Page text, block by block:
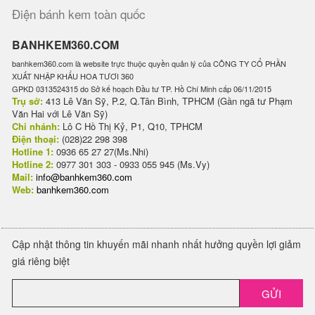
Điện bánh kem toàn quốc
BANHKEM360.COM
banhkem360.com là website trực thuộc quyền quản lý của CÔNG TY CỔ PHẦN
XUẤT NHẬP KHẨU HOA TƯƠI 360
GPKD 0313524315 do Sở kế hoạch Đầu tư TP. Hồ Chí Minh cấp 06/11/2015
Trụ sở: 413 Lê Văn Sỹ, P.2, Q.Tân Bình, TPHCM (Gần ngã tư Phạm
Văn Hai với Lê Văn Sỹ)
Chi nhánh: Lô C Hồ Thị Kỷ, P1, Q10, TPHCM
Điện thoại: (028)22 298 398
Hotline 1: 0936 65 27 27(Ms.Nhi)
Hotline 2: 0977 301 303 - 0933 055 945 (Ms.Vy)
Mail: info@banhkem360.com
Web: banhkem360.com
Cập nhật thông tin khuyến mãi nhanh nhất hưởng quyền lợi giảm
giá riêng biệt
GỬI